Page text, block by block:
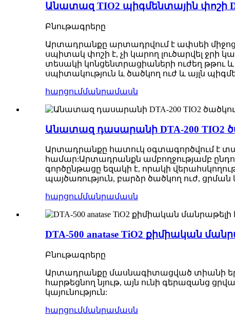
Անատազ TIO2 պիգմենտային փոշի
Բնութագրերը
Արտադրանքը արտադրվում է ափսեի միջոցով
սպիտակ փոշի է, չի կարող լուծարվել ջրի
տեսակի կոնցենտրացիաների ուժեղ թթու և
սպիտակություն և ծածկող ուժ և այլն
հարցումմանրամասն
Անատազ դասարանի DTA-200 TIO2
Արտադրանքը հատուկ օգտագործվում է
համար:Արտադրանքն ամբողջությամբ
գործընթացը եզակի է, որակի
պայծառություն, բարձր ծածկող ուժ, ցրման
հարցումմանրամասն
DTA-500 anatase TiO2 քիմիական
Բնութագրերը
Արտադրանքը մասնագիտացված տիանի
հարթեցնող նյութ, այն ունի գերազանց
կայունություն:
հարցումմանրամասն